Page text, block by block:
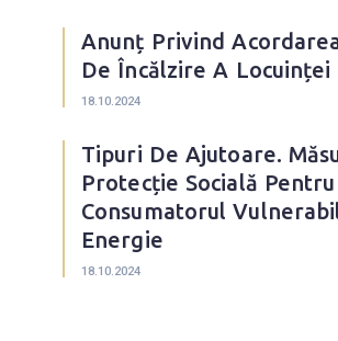
Anunț Privind
De Încălzire A Locuinței
18.10.2024
Tipuri De Ajutoare.
Protecție Socială Pentru
Consumatorul
Energie
18.10.2024